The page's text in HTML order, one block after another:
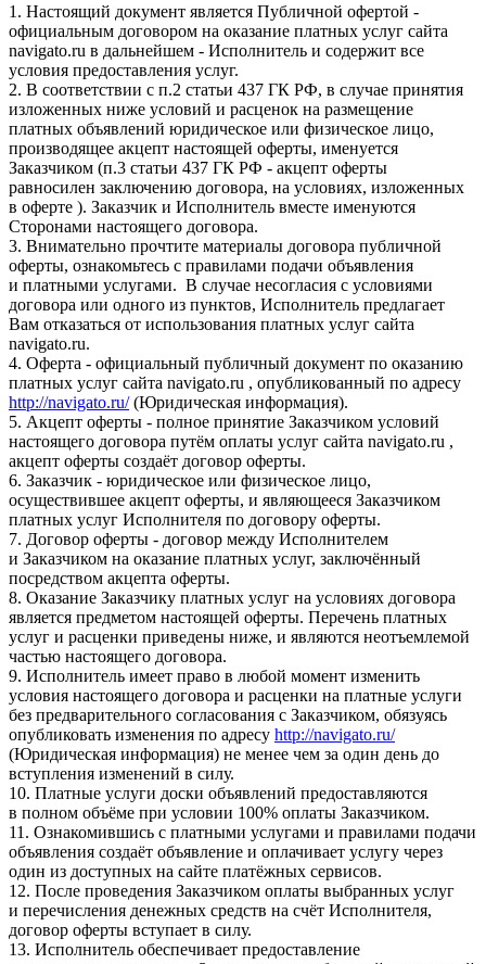
1. Настоящий документ является Публичной офертой -
официальным договором на оказание платных услуг сайта
navigato.ru в дальнейшем - Исполнитель и содержит все
условия предоставления услуг.
2. В соответствии с п.2 статьи 437 ГК РФ, в случае принятия
изложенных ниже условий и расценок на размещение
платных объявлений юридическое или физическое лицо,
производящее акцепт настоящей оферты, именуется
Заказчиком (п.3 статьи 437 ГК РФ - акцепт оферты
равносилен заключению договора, на условиях, изложенных
в оферте ). Заказчик и Исполнитель вместе именуются
Сторонами настоящего договора.
3. Внимательно прочтите материалы договора публичной
оферты, ознакомьтесь с правилами подачи объявления
и платными услугами. В случае несогласия с условиями
договора или одного из пунктов, Исполнитель предлагает
Вам отказаться от использования платных услуг сайта
navigato.ru.
4. Оферта - официальный публичный документ по оказанию
платных услуг сайта navigato.ru , опубликованный по адресу
http://navigato.ru/(Юридическая информация).
5. Акцепт оферты - полное принятие Заказчиком условий
настоящего договора путём оплаты услуг сайта navigato.ru ,
акцепт оферты создаёт договор оферты.
6. Заказчик - юридическое или физическое лицо,
осуществившее акцепт оферты, и являющееся Заказчиком
платных услуг Исполнителя по договору оферты.
7. Договор оферты - договор между Исполнителем
и Заказчиком на оказание платных услуг, заключённый
посредством акцепта оферты.
8. Оказание Заказчику платных услуг на условиях договора
является предметом настоящей оферты. Перечень платных
услуг и расценки приведены ниже, и являются неотъемлемой
частью настоящего договора.
9. Исполнитель имеет право в любой момент изменить
условия настоящего договора и расценки на платные услуги
без предварительного согласования с Заказчиком, обязуясь
опубликовать изменения по адресу http://navigato.ru/
(Юридическая информация) не менее чем за один день до
вступления изменений в силу.
10. Платные услуги доски объявлений предоставляются
в полном объёме при условии 100% оплаты Заказчиком.
11. Ознакомившись с платными услугами и правилами подачи
объявления создаёт объявление и оплачивает услугу через
один из доступных на сайте платёжных сервисов.
12. После проведения Заказчиком оплаты выбранных услуг
и перечисления денежных средств на счёт Исполнителя,
договор оферты вступает в силу.
13. Исполнитель обеспечивает предоставление